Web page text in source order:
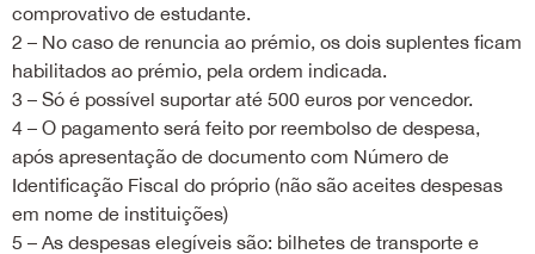
comprovativo de estudante.
2 – No caso de renuncia ao prémio, os dois suplentes ficam
habilitados ao prémio, pela ordem indicada.
3 – Só é possível suportar até 500 euros por vencedor.
4 – O pagamento será feito por reembolso de despesa,
após apresentação de documento com Número de
Identificação Fiscal do próprio (não são aceites despesas
em nome de instituições)
5 – As despesas elegíveis são: bilhetes de transporte e